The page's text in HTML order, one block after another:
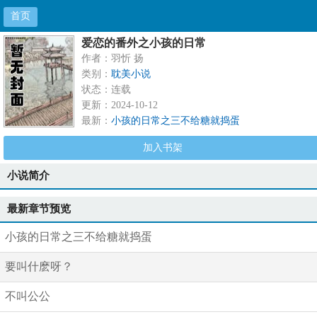
首页
爱恋的番外之小孩的日常
作者：羽忻 扬
类别： 耽美小说
状态：连载
更新：2024-10-12
最新： 小孩的日常之三不给糖就捣蛋
加入书架
小说简介
最新章节预览
小孩的日常之三不给糖就捣蛋
要叫什麽呀？
不叫公公